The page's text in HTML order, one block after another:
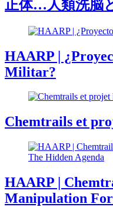
正体…人類洗脳
HAARP |
Militar?
Chemtrails et
HAARP |
Manipulation